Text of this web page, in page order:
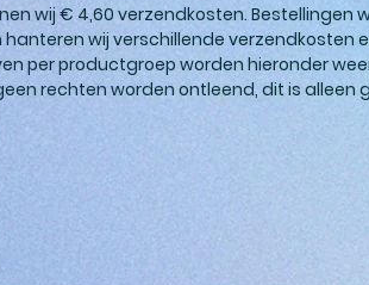
wij € 4,60 verzendkosten. Bestellingen
hanteren wij verschillende
per productgroep worden hieronder
rechten worden ontleend, dit is alleen